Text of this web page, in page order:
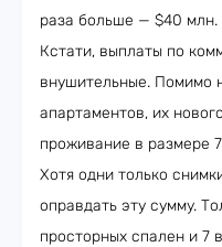
раза больше — $40 млн.
Кстати, выплаты по
внушительные. Помимо
апартаментов, их
проживание в размере
Хотя одни только
оправдать эту сумму.
просторных спален и 7